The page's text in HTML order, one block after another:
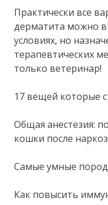
Практически все
дерматита можно
условиях, но
терапевтических
только ветеринар!
17 вещей которые
Общая анестезия:
кошки после
Самые умные
Как повысить